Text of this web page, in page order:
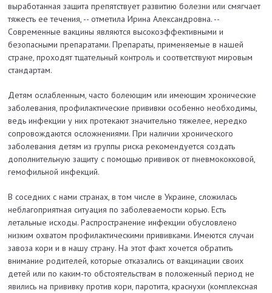
выработанная защита препятствует развитию болезни или смягчает
тяжесть ее течения, -- отметила Ирина Александровна. --
Современные вакцины являются высокоэффективными и
безопасными препаратами. Препараты, применяемые в нашей
стране, проходят тщательный контроль и соответствуют мировым
стандартам.
Детям ослабленным, часто болеющим или имеющим хронические
заболевания, профилактические прививки особенно необходимы,
ведь инфекции у них протекают значительно тяжелее, нередко
сопровождаются осложнениями. При наличии хронического
заболевания детям из группы риска рекомендуется создать
дополнительную защиту с помощью прививок от пневмококковой,
гемофильной инфекций.
В соседних с нами странах, в том числе в Украине, сложилась
неблагоприятная ситуация по заболеваемости корью. Есть
летальные исходы. Распространение инфекции обусловлено
низким охватом профилактическими прививками. Имеются случаи
завоза кори и в нашу страну. На этот факт хочется обратить
внимание родителей, которые отказались от вакцинации своих
детей или по каким-то обстоятельствам в положенный период не
явились на прививку против кори, паротита, краснухи (комплексная